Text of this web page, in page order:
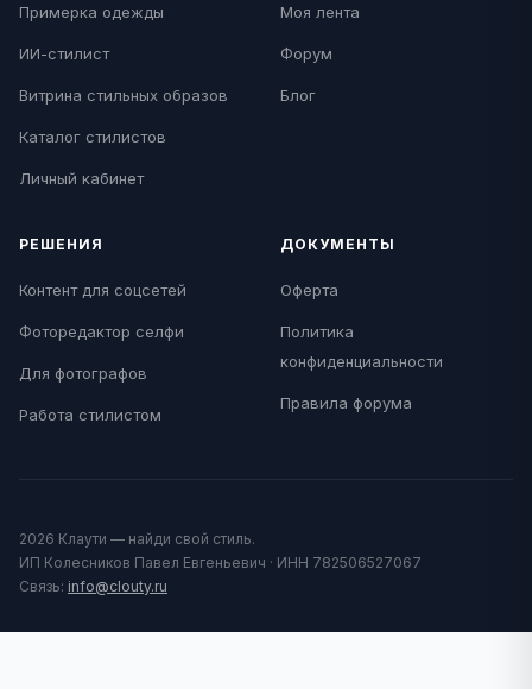
Примерка одежды
ИИ-стилист
Витрина стильных образов
Каталог стилистов
Личный кабинет
Моя лента
Форум
Блог
РЕШЕНИЯ
Контент для соцсетей
Фоторедактор селфи
Для фотографов
Работа стилистом
ДОКУМЕНТЫ
Оферта
Политика
конфиденциальности
Правила форума
2026 Клаути — найди свой стиль.
ИП Колесников Павел Евгеньевич · ИНН 782506527067
Связь: info@clouty.ru